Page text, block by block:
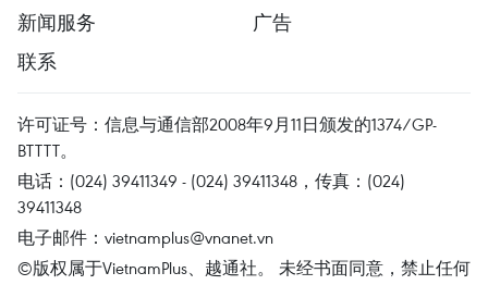
新闻服务
广告
联系
许可证号：信息与通信部2008年9月11日颁发的1374/GP-
BTTTT。
电话：(024) 39411349 - (024) 39411348，传真：(024)
39411348
电子邮件： vietnamplus@vnanet.vn
©版权属于VietnamPlus、越通社。 未经书面同意，禁止任何